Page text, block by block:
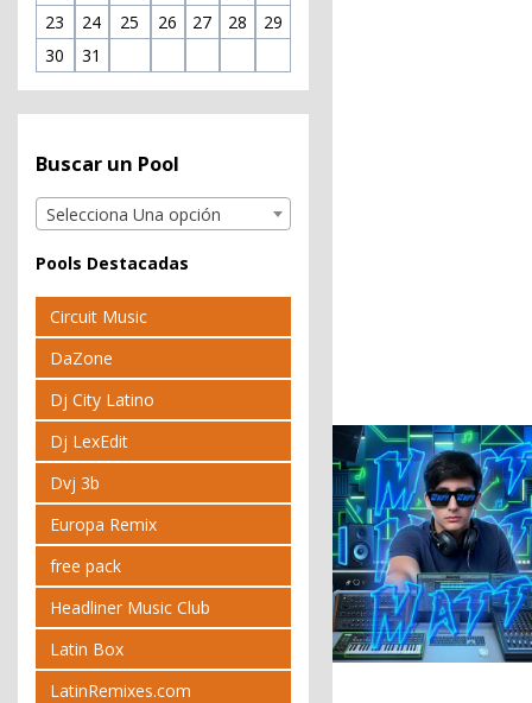
23
24 25 26 27 28
29
30
31
Buscar un Pool
Selecciona Una opción
Pools Destacadas
Circuit Music
DaZone
Dj City Latino
Dj LexEdit
Dvj 3b
Europa Remix
free pack
Headliner Music Club
Latin Box
LatinRemixes.com